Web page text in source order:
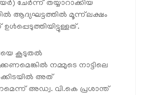
ചേർന്ന് തയ്യാറാക്കിയ
ആദ്യഘട്ടത്തിൽ മൂന്ന്‌ലക്ഷം
കൂടുതൽ
നമ്മുടെ നാട്ടിലെ
അത്
അഡ്വ. വി.കെ പ്രശാന്ത്